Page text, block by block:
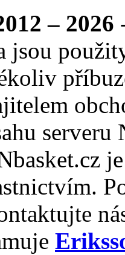
– 2026
jsou
serveru